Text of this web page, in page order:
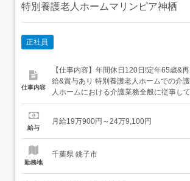
特別養護老人ホームマリンピア神栖
正社員
仕事内容
【仕事内容】年間休日120日!定年65歳&
給&賞与あり 特別養護老人ホームでの介護業務 特別
人ホームにおける介護業務全般に従事し
(食事・排泄・入浴介助など) マイカー通
日!!プライベートも大切にしながらご勤務
給与
月給19万900円～24万9,100円
勤務地
千葉県 銚子市